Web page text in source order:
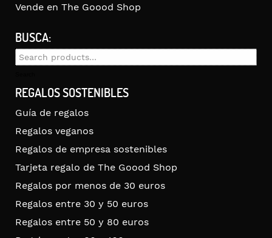
Vende en The Goood Shop
BUSCA:
Search
REGALOS SOSTENIBLES
Guía de regalos
Regalos veganos
Regalos de empresa sostenibles
Tarjeta regalo de The Goood Shop
Regalos por menos de 30 euros
Regalos entre 30 y 50 euros
Regalos entre 50 y 80 euros